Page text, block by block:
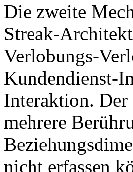
Die zweite
Streak-
Verlobungs-
Kundendienst-
Interaktion. Der
mehrere
nicht erfassen